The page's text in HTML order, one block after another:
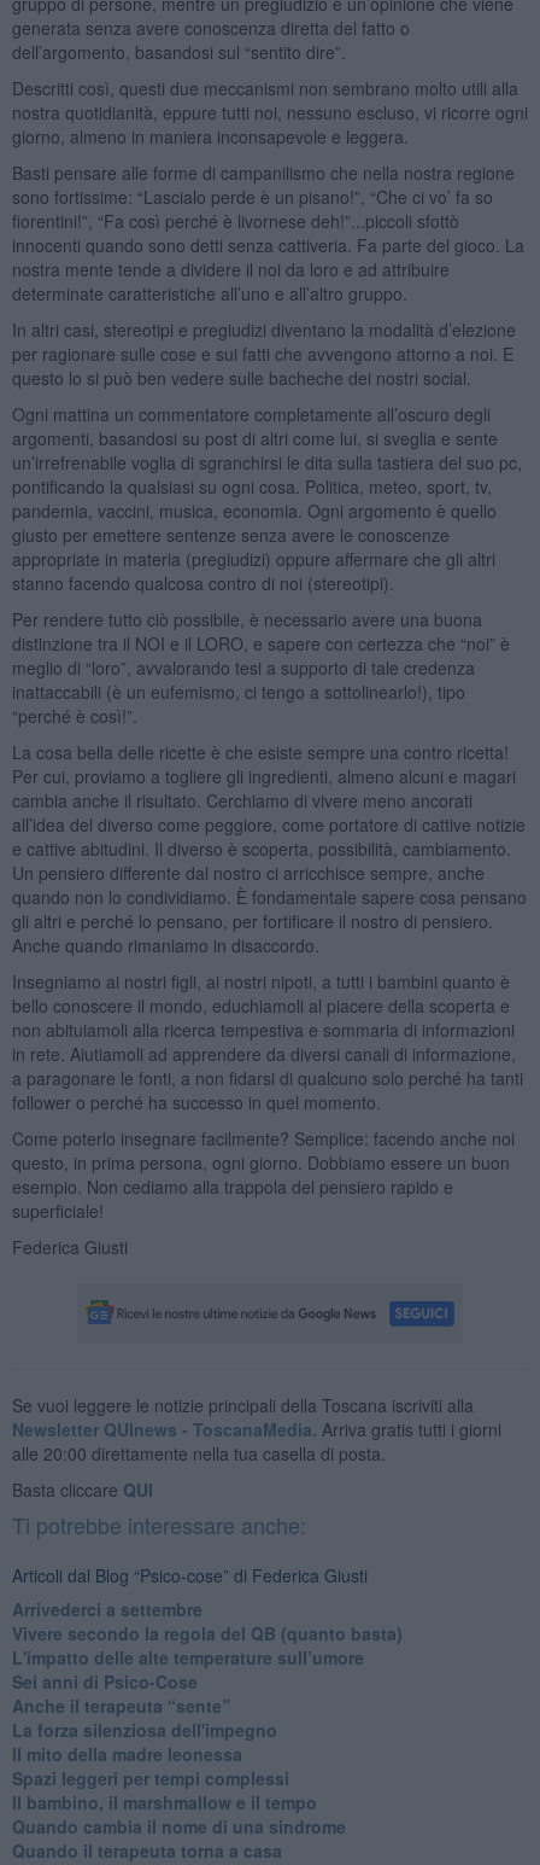
generata senza avere conoscenza diretta del fatto o
dell’argomento, basandosi sul “sentito dire”.
Descritti così, questi due meccanismi non sembrano molto utili alla
nostra quotidianità, eppure tutti noi, nessuno escluso, vi ricorre ogni
giorno, almeno in maniera inconsapevole e leggera.
Basti pensare alle forme di campanilismo che nella nostra regione
sono fortissime: “Lascialo perde è un pisano!”, “Che ci vo’ fa so
fiorentini!”, “Fa così perché è livornese deh!”...piccoli sfottò
innocenti quando sono detti senza cattiveria. Fa parte del gioco. La
nostra mente tende a dividere il noi da loro e ad attribuire
determinate caratteristiche all’uno e all’altro gruppo.
In altri casi, stereotipi e pregiudizi diventano la modalità d’elezione
per ragionare sulle cose e sui fatti che avvengono attorno a noi. E
questo lo si può ben vedere sulle bacheche dei nostri social.
Ogni mattina un commentatore completamente all’oscuro degli
argomenti, basandosi su post di altri come lui, si sveglia e sente
un’irrefrenabile voglia di sgranchirsi le dita sulla tastiera del suo pc,
pontificando la qualsiasi su ogni cosa. Politica, meteo, sport, tv,
pandemia, vaccini, musica, economia. Ogni argomento è quello
giusto per emettere sentenze senza avere le conoscenze
appropriate in materia (pregiudizi) oppure affermare che gli altri
stanno facendo qualcosa contro di noi (stereotipi).
Per rendere tutto ciò possibile, è necessario avere una buona
distinzione tra il NOI e il LORO, e sapere con certezza che “noi” è
meglio di “loro”, avvalorando tesi a supporto di tale credenza
inattaccabili (è un eufemismo, ci tengo a sottolinearlo!), tipo
“perché è così!”.
La cosa bella delle ricette è che esiste sempre una contro ricetta!
Per cui, proviamo a togliere gli ingredienti, almeno alcuni e magari
cambia anche il risultato. Cerchiamo di vivere meno ancorati
all’idea del diverso come peggiore, come portatore di cattive notizie
e cattive abitudini. Il diverso è scoperta, possibilità, cambiamento.
Un pensiero differente dal nostro ci arricchisce sempre, anche
quando non lo condividiamo. È fondamentale sapere cosa pensano
gli altri e perché lo pensano, per fortificare il nostro di pensiero.
Anche quando rimaniamo in disaccordo.
Insegniamo ai nostri figli, ai nostri nipoti, a tutti i bambini quanto è
bello conoscere il mondo, educhiamoli al piacere della scoperta e
non abituiamoli alla ricerca tempestiva e sommaria di informazioni
in rete. Aiutiamoli ad apprendere da diversi canali di informazione,
a paragonare le fonti, a non fidarsi di qualcuno solo perché ha tanti
follower o perché ha successo in quel momento.
Come poterlo insegnare facilmente? Semplice: facendo anche noi
questo, in prima persona, ogni giorno. Dobbiamo essere un buon
esempio. Non cediamo alla trappola del pensiero rapido e
superficiale!
Federica Giusti
Se vuoi leggere le notizie principali della Toscana iscriviti alla
Newsletter QUInews - ToscanaMedia. Arriva gratis tutti i giorni
alle 20:00 direttamente nella tua casella di posta.
Basta cliccare QUI
Ti potrebbe interessare anche:
Articoli dal Blog “Psico-cose” di Federica Giusti
​Arrivederci a settembre
​Vivere secondo la regola del QB (quanto basta)
​L'impatto delle alte temperature sull’umore
Sei anni di Psico-Cose
​Anche il terapeuta “sente”
​La forza silenziosa dell'impegno
​Il mito della madre leonessa
Spazi leggeri per tempi complessi
Il bambino, il marshmallow e il tempo
​Quando cambia il nome di una sindrome
​Quando il terapeuta torna a casa